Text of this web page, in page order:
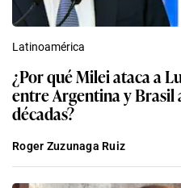
Latinoamérica
¿Por qué Milei ataca a
entre Argentina y Brasil
décadas?
Roger Zuzunaga Ruiz